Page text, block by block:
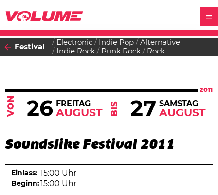
Festival
Electronic Indie Pop
Alternative
Indie Rock
Punk Rock Rock
2011
VON 26 FREITAG
AUGUST BIS 27 SAMSTAG
AUGUST
Soundslike Festival 2011
Einlass: 15:00 Uhr
Beginn: 15:00 Uhr